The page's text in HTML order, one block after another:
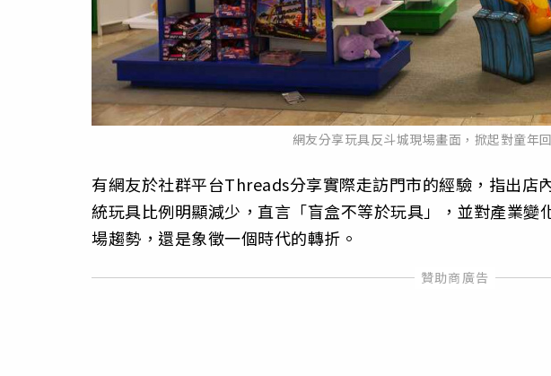
網友分享玩具反斗城現場畫面，掀起對童年
有網友於社群平台Threads分享實際走訪門市的經驗，指出店
統玩具比例明顯減少，直言「盲盒不等於玩具」，並對產業變
場趨勢，還是象徵一個時代的轉折。